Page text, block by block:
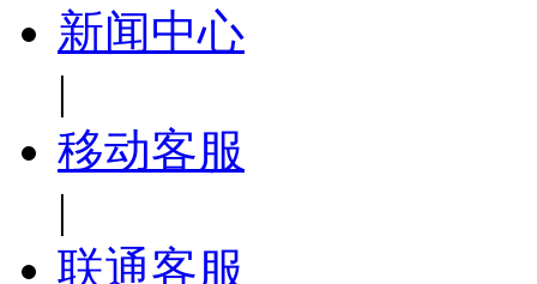
新闻中心
|
移动客服
|
联通客服